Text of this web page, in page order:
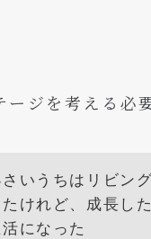
ージを考える必
いうちはリビン
けれど、成長し
になった